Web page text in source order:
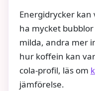
Energidrycker kan
ha mycket
milda, andra mer
hur koffein kan
cola-profil, läs om
jämförelse.